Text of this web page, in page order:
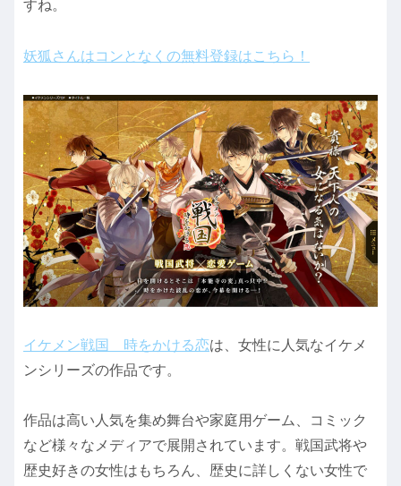
すね。
妖狐さんはコンとなくの無料登録はこちら！
イケメン戦国 時をかける恋は、女性に人気なイケメ
ンシリーズの作品です。
作品は高い人気を集め舞台や家庭用ゲーム、コミック
など様々なメディアで展開されています。戦国武将や
歴史好きの女性はもちろん、歴史に詳しくない女性で